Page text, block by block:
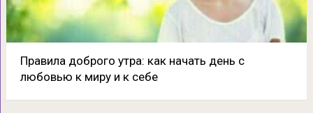
Правила доброго утра: как начать день с
любовью к миру и к себе